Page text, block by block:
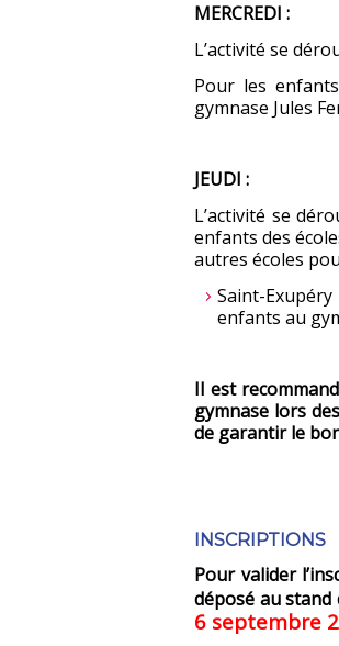
MERCREDI :
L’activité se
Pour les
gymnase Jules
JEUDI :
L’activité se
enfants des
autres écoles
Saint-
enfants au
Il est
gymnase lors
de garantir le
INSCRIPTIONS
Pour valider
déposé au stand
6 septembre